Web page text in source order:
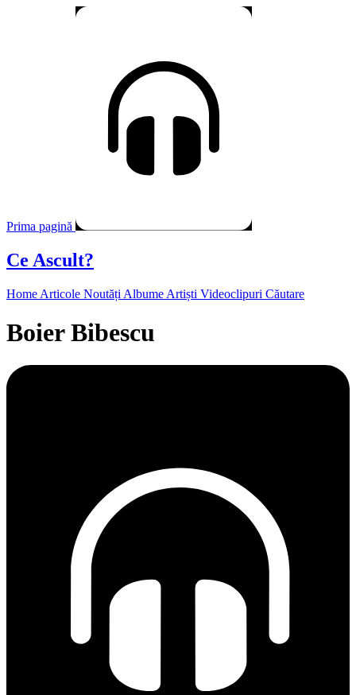
Prima pagină
Ce Ascult?
Home Articole Noutăți Albume Artiști Videoclipuri Căutare
Boier Bibescu